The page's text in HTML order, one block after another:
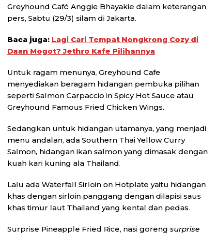
Greyhound Café Anggie Bhayakie dalam keterangan
pers, Sabtu (29/3) silam di Jakarta.
Baca juga: Lagi Cari Tempat Nongkrong Cozy di
Daan Mogot? Jethro Kafe Pilihannya
Untuk ragam menunya, Greyhound Cafe
menyediakan beragam hidangan pembuka pilihan
seperti Salmon Carpaccio in Spicy Hot Sauce atau
⁠Greyhound Famous Fried Chicken Wings.
Sedangkan untuk hidangan utamanya, yang menjadi
menu andalan, ada ⁠Southern Thai Yellow Curry
Salmon, hidangan ikan salmon yang dimasak dengan
kuah kari kuning ala Thailand.
Lalu ada ⁠Waterfall Sirloin on Hotplate yaitu hidangan
khas dengan sirloin panggang dengan dilapisi saus
khas timur laut Thailand yang kental dan pedas.
Surprise Pineapple Fried Rice, nasi goreng surprise